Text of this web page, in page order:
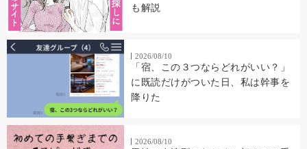
も解説
2026/08/10
「宿、この３つならどれがいい？」
に既読だけがついた日、私は幹事を
降りた
2026/08/10